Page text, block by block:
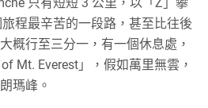
程最辛苦的一段路，甚至比往後
概行至三分一，有一個休息處，
Mt. Everest」，假如萬里無雲，
瑪峰。